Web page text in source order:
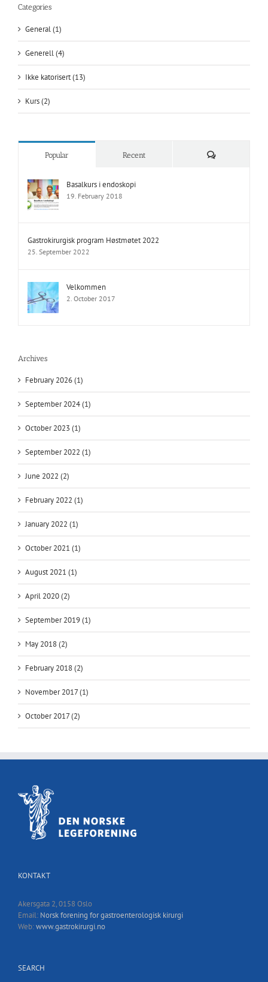
Categories
General (1)
Generell (4)
Ikke katorisert (13)
Kurs (2)
Popular Recent Comments
Basalkurs i endoskopi
19. February 2018
Gastrokirurgisk program Høstmøtet 2022
25. September 2022
Velkommen
2. October 2017
Archives
February 2026 (1)
September 2024 (1)
October 2023 (1)
September 2022 (1)
June 2022 (2)
February 2022 (1)
January 2022 (1)
October 2021 (1)
August 2021 (1)
April 2020 (2)
September 2019 (1)
May 2018 (2)
February 2018 (2)
November 2017 (1)
October 2017 (2)
KONTAKT
Akersgata 2, 0158 Oslo
Email: Norsk forening for gastroenterologisk kirurgi
Web:www.gastrokirurgi.no
SEARCH